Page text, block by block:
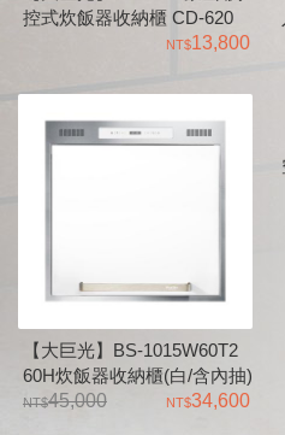
控式炊飯器收納櫃 CD-620
13,800
【大巨光】BS-1015W60T2
60H炊飯器收納櫃(白/含內抽)
𝘽𝙡𝙪𝙚𝙎𝙠𝙮
45,000 34,600